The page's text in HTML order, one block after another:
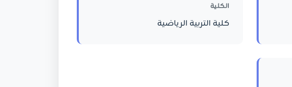
الكلية
كلية التربية الرياضية